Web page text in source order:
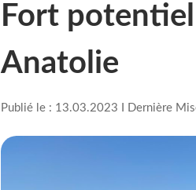
Fort
Anatolie
Publié le : 13.03.2023 I Dernière